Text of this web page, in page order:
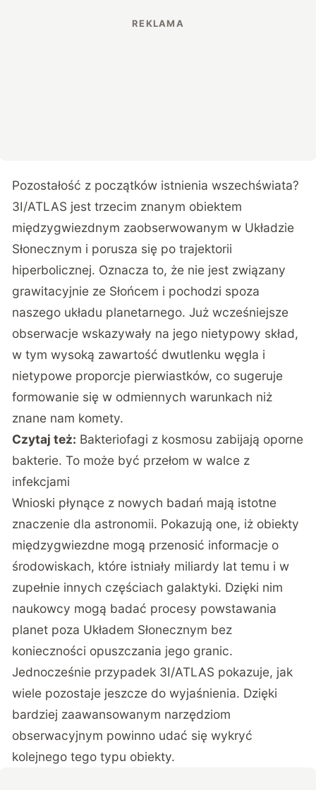
Pozostałość z początków istnienia wszechświata?
3I/ATLAS jest trzecim znanym obiektem
międzygwiezdnym zaobserwowanym w Układzie
Słonecznym i porusza się po trajektorii
hiperbolicznej. Oznacza to, że nie jest związany
grawitacyjnie ze Słońcem i pochodzi spoza
naszego układu planetarnego. Już wcześniejsze
obserwacje wskazywały na jego nietypowy skład,
w tym wysoką zawartość dwutlenku węgla i
nietypowe proporcje pierwiastków, co sugeruje
formowanie się w odmiennych warunkach niż
znane nam komety.
Czytaj też: Bakteriofagi z kosmosu zabijają oporne
bakterie. To może być przełom w walce z
infekcjami
Wnioski płynące z nowych badań mają istotne
znaczenie dla astronomii. Pokazują one, iż obiekty
międzygwiezdne mogą przenosić informacje o
środowiskach, które istniały miliardy lat temu i w
zupełnie innych częściach galaktyki. Dzięki nim
naukowcy mogą badać procesy powstawania
planet poza Układem Słonecznym bez
konieczności opuszczania jego granic.
Jednocześnie przypadek 3I/ATLAS pokazuje, jak
wiele pozostaje jeszcze do wyjaśnienia. Dzięki
bardziej zaawansowanym narzędziom
obserwacyjnym powinno udać się wykryć
kolejnego tego typu obiekty.